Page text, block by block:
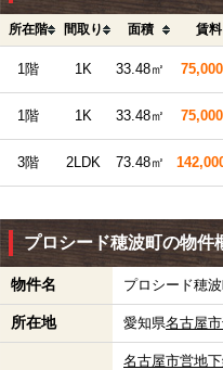
所在階 間取り 面積 賃料
1階 1K 33.48㎡
1階 1K 33.48㎡
3階 2LDK 73.48㎡
プロシード穂波町の物件
物件名 プロシード穂
所在地 愛知県名古屋
名古屋市営地